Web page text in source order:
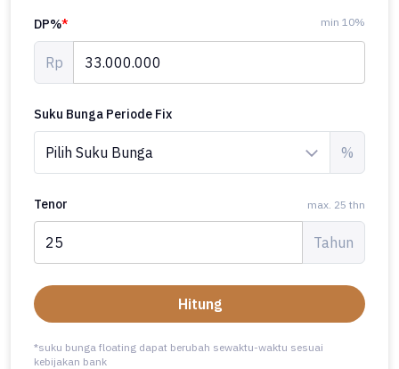
DP%* min 10%
Rp
Suku Bunga Periode Fix
%
Tenor max. 25 thn
Tahun
Hitung
*suku bunga floating dapat berubah sewaktu-waktu sesuai
kebijakan bank